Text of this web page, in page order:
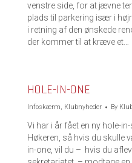
venstre side, for at jævne
plads til parkering især i
i retning af den ønskede
der kommer til at kræve et…
HOLE-IN-ONE
Infoskærm, Klubnyheder By
Vi har i år fået en ny hole-
Høkeren, så hvis du skulle
in-one, vil du – hvis du